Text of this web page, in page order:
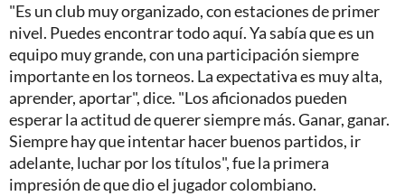
"Es un club muy organizado, con estaciones de primer
nivel. Puedes encontrar todo aquí. Ya sabía que es un
equipo muy grande, con una participación siempre
importante en los torneos. La expectativa es muy alta,
aprender, aportar", dice. "Los aficionados pueden
esperar la actitud de querer siempre más. Ganar, ganar.
Siempre hay que intentar hacer buenos partidos, ir
adelante, luchar por los títulos", fue la primera
impresión de que dio el jugador colombiano.